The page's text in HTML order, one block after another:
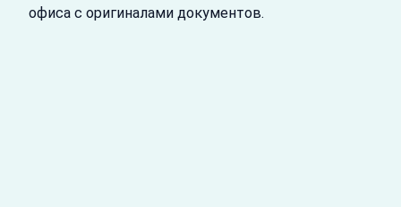
офиса с оригиналами документов.